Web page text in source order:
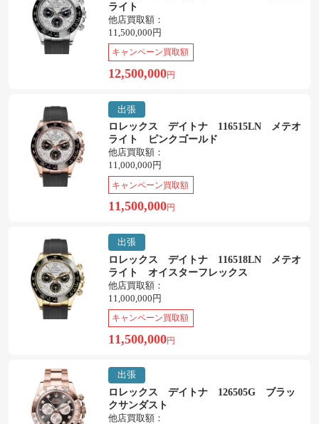
ライト
他店買取額：
11,500,000円
キャンペーン買取額
12,500,000円
出張
ロレックス デイトナ 116515LN メテオ
ライト ピンクゴールド
他店買取額：
11,000,000円
キャンペーン買取額
11,500,000円
出張
ロレックス デイトナ 116518LN メテオ
ライト オイスターフレックス
他店買取額：
11,000,000円
キャンペーン買取額
11,500,000円
出張
ロレックス デイトナ 126505G ブラッ
クサンダスト
他店買取額：